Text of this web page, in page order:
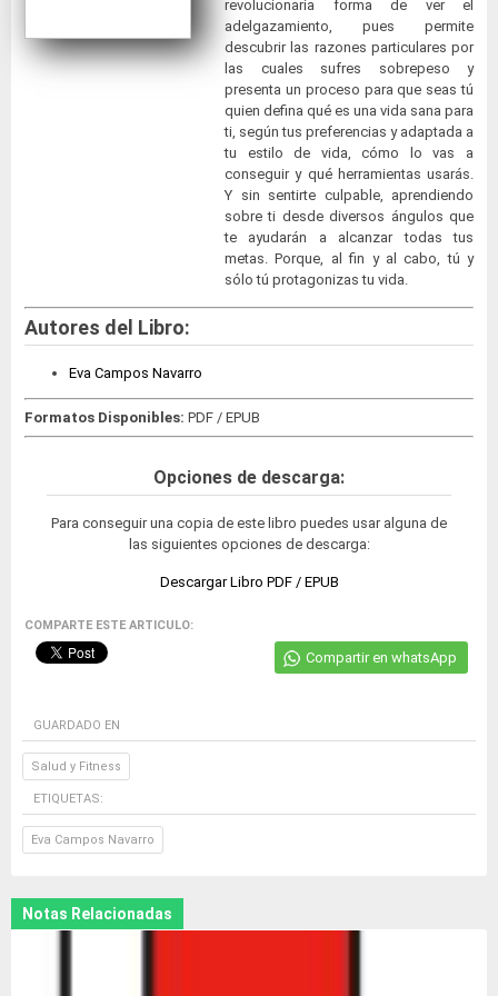
revolucionaria forma de ver el
adelgazamiento, pues permite
descubrir las razones particulares por
las cuales sufres sobrepeso y
presenta un proceso para que seas tú
quien defina qué es una vida sana para
ti, según tus preferencias y adaptada a
tu estilo de vida, cómo lo vas a
conseguir y qué herramientas usarás.
Y sin sentirte culpable, aprendiendo
sobre ti desde diversos ángulos que
te ayudarán a alcanzar todas tus
metas. Porque, al fin y al cabo, tú y
sólo tú protagonizas tu vida.
Autores del Libro:
Eva Campos Navarro
Formatos Disponibles: PDF / EPUB
Opciones de descarga:
Para conseguir una copia de este libro puedes usar alguna de
las siguientes opciones de descarga:
Descargar Libro PDF / EPUB
COMPARTE ESTE ARTICULO:
Compartir en whatsApp
GUARDADO EN
Salud y Fitness
ETIQUETAS:
Eva Campos Navarro
Notas Relacionadas